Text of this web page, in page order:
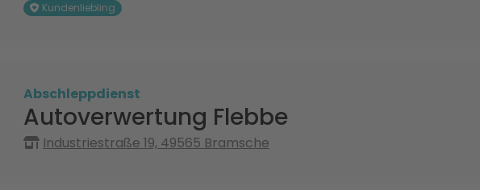
Kundenliebling
Abschleppdienst
Autoverwertung Flebbe
Industriestraße 19, 49565 Bramsche